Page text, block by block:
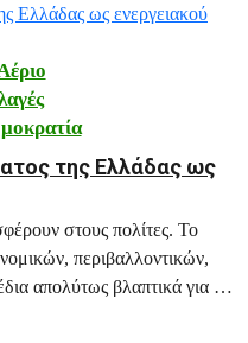
της Ελλάδας ως
στους πολίτες. Το
περιβαλλοντικών,
απολύτως βλαπτικά για το